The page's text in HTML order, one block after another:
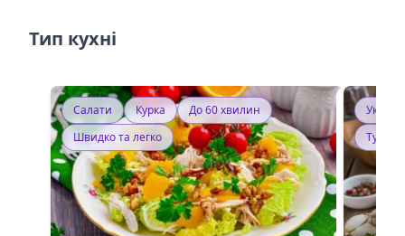
Тип кухні
Салати Курка
До 60 хвилин
Швидко та легко